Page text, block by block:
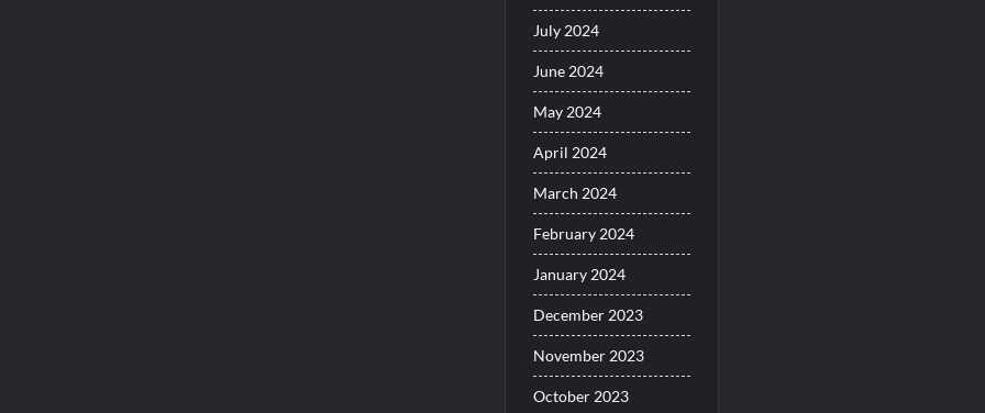
July 2024
June 2024
May 2024
April 2024
March 2024
February 2024
January 2024
December 2023
November 2023
October 2023